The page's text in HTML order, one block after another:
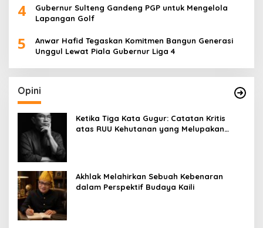
4
Gubernur Sulteng Gandeng PGP untuk Mengelola
Lapangan Golf
5
Anwar Hafid Tegaskan Komitmen Bangun Generasi
Unggul Lewat Piala Gubernur Liga 4
Opini
Ketika Tiga Kata Gugur: Catatan Kritis
atas RUU Kehutanan yang Melupakan
Akhlak Melahirkan Sebuah Kebenaran
dalam Perspektif Budaya Kaili